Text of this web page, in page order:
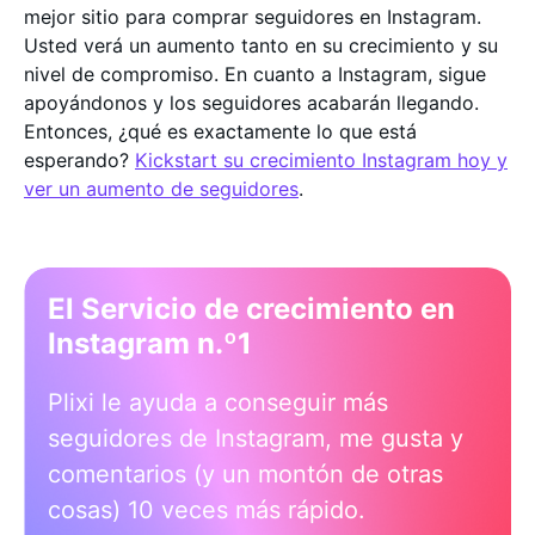
mejor sitio para comprar seguidores en Instagram.
Usted verá un aumento tanto en su crecimiento y su
nivel de compromiso. En cuanto a Instagram, sigue
apoyándonos y los seguidores acabarán llegando.
Entonces, ¿qué es exactamente lo que está
esperando? Kickstart su crecimiento Instagram hoy y
ver un aumento de seguidores.
El Servicio de crecimiento en
Instagram n.º1
Plixi le ayuda a conseguir más
seguidores de Instagram, me gusta y
comentarios (y un montón de otras
cosas) 10 veces más rápido.